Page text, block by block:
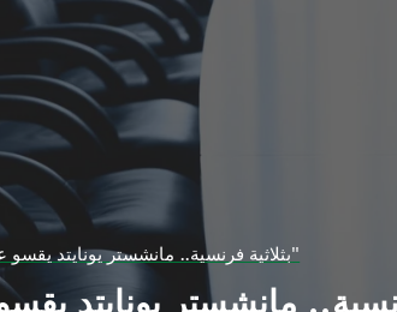
بثلاثية فرنسية.. مانشستر يونايتد يقسو على فولهام بـ"البريميرليغ"